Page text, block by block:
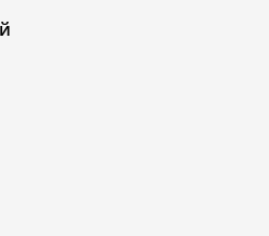
з басейном
області
з басейном
області